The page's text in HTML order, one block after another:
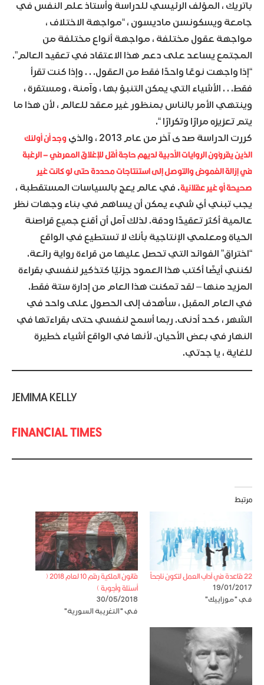
باتريك ، المؤلف الرئيسي للدراسة وأستاذ علم النفس في
جامعة ويسكونسن ماديسون ، “مواجهة الاختلاف ،
مواجهة عقول مختلفة ، مواجهة أنواع مختلفة من
المجتمع يساعد على دعم هذا الاعتقاد في تعقيد العالم”.
“إذا واجهت نوعًا واحدًا فقط من العقول. . . وإذا كنت تقرأ
فقط. . . الأشياء التي يمكن التنبؤ بها ، وآمنة ، ومستقرة ،
وينتهي الأمر بالناس بمنظور غير معقد للعالم ، لأن هذا ما
يتم تعزيزه مرارًا وتكرارًا “.
كررت الدراسة صدى آخر من عام 2013 ، والذي
وجد أن أولئك
الذين يقرؤون الروايات الأدبية لديهم حاجة أقل للإغلاق المعرفي – الرغبة
في إزالة الغموض والتوصل إلى استنتاجات محددة حتى لو كانت غير
صحيحة أو غير عقلانية. في عالم يعج بالسياسات المستقطبة ،
يجب تبني أي شيء يمكن أن يساهم في بناء وجهات نظر
عالمية أكثر تعقيدًا ودقة. لذلك آمل أن أقنع جميع قراصنة
الحياة ومعلمي الإنتاجية بأنك لا تستطيع في الواقع
“اختراق” الفوائد التي تحصل عليها من قراءة رواية رائعة.
لكنني أيضًا أكتب هذا العمود جزئيًا كتذكير لنفسي بقراءة
المزيد منها – لقد تمكنت هذا العام من إدارة ستة فقط.
في العام المقبل ، سأهدف إلى الحصول على واحد في
الشهر ، كحد أدنى. ربما أسمح لنفسي حتى بقراءتها في
النهار في بعض الأحيان. لأنها في الواقع أشياء خطيرة
للغاية ، يا جدتي.
JEMIMA KELLY
FINANCIAL TIMES
مرتبط
22 قاعدة في آداب العمل لتكون ناجحاً
19/01/2017
في "موزاييك"
قانون الملكية رقم 10 لعام 2018 (
أسئلة وأجوبة )
30/05/2018
في "التغريبة السورية"